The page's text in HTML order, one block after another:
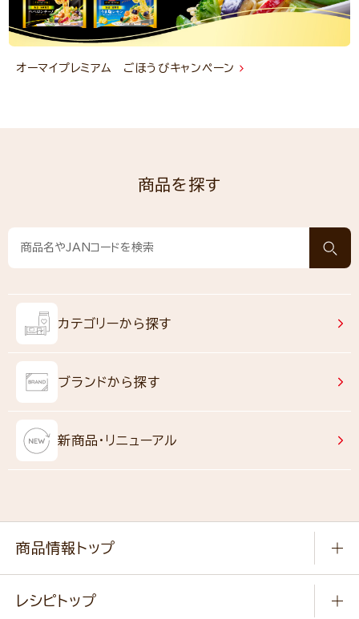
オーマイプレミアム ごほうびキャンペーン
商品を探す
カテゴリーから探す
ブランドから探す
新商品・リニューアル
商品情報トップ
レシピトップ